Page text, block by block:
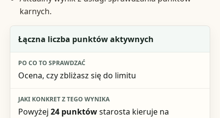
karnych.
Co sprawdzić
Po co to sprawdzać
Jaki konkret z tego wynika
Jednostka
Łączna liczba punktów aktywnych
Ocena, czy zbliżasz się do limitu
Powyżej 24 punktówstarosta kieruje na